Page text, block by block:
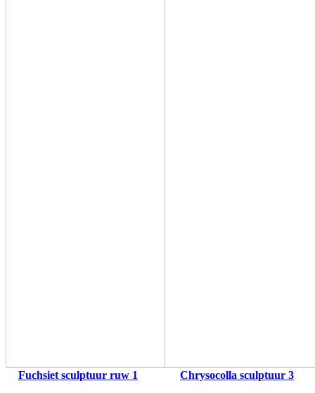
Fuchsiet sculptuur ruw 1 Chrysocolla sculptuur 3